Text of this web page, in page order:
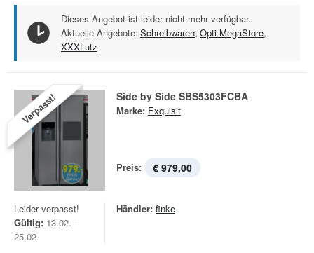
Dieses Angebot ist leider nicht mehr verfügbar.
Aktuelle Angebote: Schreibwaren, Opti-MegaStore,
XXXLutz
Verpasst! Side by Side SBS5303FCBA
Marke: Exquisit
Preis: € 979,00
Leider verpasst!
Gültig: 13.02. -
25.02.
Händler: finke